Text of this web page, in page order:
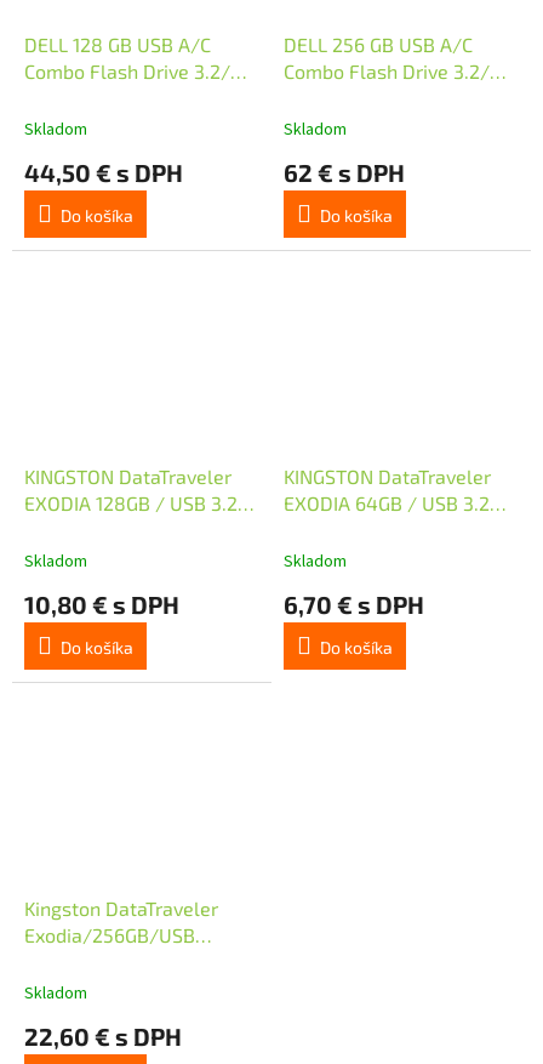
DELL 128 GB USB A/C
Combo Flash Drive 3.2/
Skladom
44,50 € s DPH
Do košíka
DELL 256 GB USB A/C
Combo Flash Drive 3.2/
Skladom
62 € s DPH
Do košíka
KINGSTON DataTraveler
EXODIA 128GB / USB 3.2
Skladom
10,80 € s DPH
Do košíka
KINGSTON DataTraveler
EXODIA 64GB / USB 3.2
Skladom
6,70 € s DPH
Do košíka
Kingston DataTraveler
Exodia/256GB/USB
Skladom
22,60 € s DPH